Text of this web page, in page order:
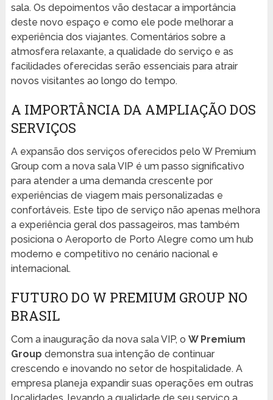
sala. Os depoimentos vão destacar a importância
deste novo espaço e como ele pode melhorar a
experiência dos viajantes. Comentários sobre a
atmosfera relaxante, a qualidade do serviço e as
facilidades oferecidas serão essenciais para atrair
novos visitantes ao longo do tempo.
A IMPORTÂNCIA DA AMPLIAÇÃO DOS
SERVIÇOS
A expansão dos serviços oferecidos pelo W Premium
Group com a nova sala VIP é um passo significativo
para atender a uma demanda crescente por
experiências de viagem mais personalizadas e
confortáveis. Este tipo de serviço não apenas melhora
a experiência geral dos passageiros, mas também
posiciona o Aeroporto de Porto Alegre como um hub
moderno e competitivo no cenário nacional e
internacional.
FUTURO DO W PREMIUM GROUP NO
BRASIL
Com a inauguração da nova sala VIP, o W Premium
Group demonstra sua intenção de continuar
crescendo e inovando no setor de hospitalidade. A
empresa planeja expandir suas operações em outras